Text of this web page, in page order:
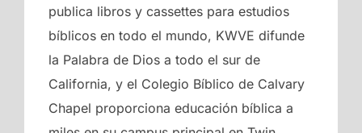
publica libros y cassettes para estudios
bíblicos en todo el mundo, KWVE difunde
la Palabra de Dios a todo el sur de
California, y el Colegio Bíblico de Calvary
Chapel proporciona educación bíblica a